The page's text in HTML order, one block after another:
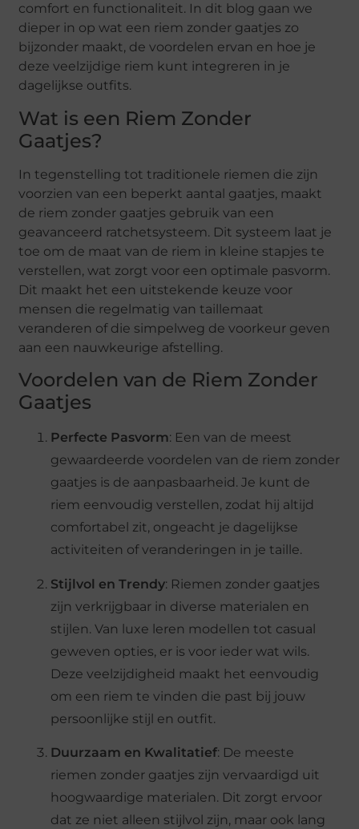
comfort en functionaliteit. In dit blog gaan we
dieper in op wat een riem zonder gaatjes zo
bijzonder maakt, de voordelen ervan en hoe je
deze veelzijdige riem kunt integreren in je
dagelijkse outfits.
Wat is een Riem Zonder
Gaatjes?
In tegenstelling tot traditionele riemen die zijn
voorzien van een beperkt aantal gaatjes, maakt
de riem zonder gaatjes gebruik van een
geavanceerd ratchetsysteem. Dit systeem laat je
toe om de maat van de riem in kleine stapjes te
verstellen, wat zorgt voor een optimale pasvorm.
Dit maakt het een uitstekende keuze voor
mensen die regelmatig van taillemaat
veranderen of die simpelweg de voorkeur geven
aan een nauwkeurige afstelling.
Voordelen van de Riem Zonder
Gaatjes
Perfecte Pasvorm: Een van de meest
gewaardeerde voordelen van de riem zonder
gaatjes is de aanpasbaarheid. Je kunt de
riem eenvoudig verstellen, zodat hij altijd
comfortabel zit, ongeacht je dagelijkse
activiteiten of veranderingen in je taille.
Stijlvol en Trendy: Riemen zonder gaatjes
zijn verkrijgbaar in diverse materialen en
stijlen. Van luxe leren modellen tot casual
geweven opties, er is voor ieder wat wils.
Deze veelzijdigheid maakt het eenvoudig
om een riem te vinden die past bij jouw
persoonlijke stijl en outfit.
Duurzaam en Kwalitatief: De meeste
riemen zonder gaatjes zijn vervaardigd uit
hoogwaardige materialen. Dit zorgt ervoor
dat ze niet alleen stijlvol zijn, maar ook lang